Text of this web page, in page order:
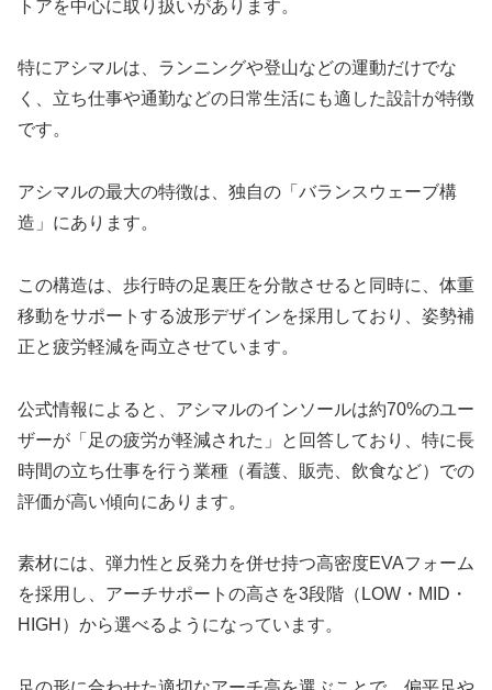
トアを中心に取り扱いがあります。
特にアシマルは、ランニングや登山などの運動だけでな
く、立ち仕事や通勤などの日常生活にも適した設計が特徴
です。
アシマルの最大の特徴は、独自の「バランスウェーブ構
造」にあります。
この構造は、歩行時の足裏圧を分散させると同時に、体重
移動をサポートする波形デザインを採用しており、姿勢補
正と疲労軽減を両立させています。
公式情報によると、アシマルのインソールは約70%のユー
ザーが「足の疲労が軽減された」と回答しており、特に長
時間の立ち仕事を行う業種（看護、販売、飲食など）での
評価が高い傾向にあります。
素材には、弾力性と反発力を併せ持つ高密度EVAフォーム
を採用し、アーチサポートの高さを3段階（LOW・MID・
HIGH）から選べるようになっています。